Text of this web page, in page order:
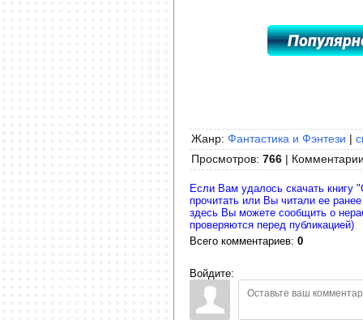
Жанр: Фантастика и Фэнтези |
Просмотров: 766 |
Если Вам удалось скачать
прочитать или Вы читали ее
здесь Вы можете сообщить о
проверяются перед публикацией)
Всего комментариев: 0
Войдите: